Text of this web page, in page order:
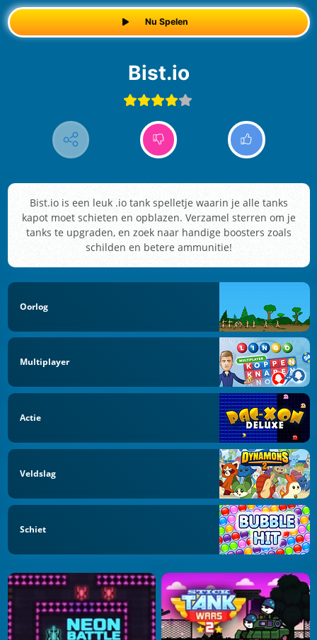
Nu Spelen
Bist.io
Bist.io is een leuk .io tank spelletje waarin je alle tanks
kapot moet schieten en opblazen. Verzamel sterren om je
tanks te upgraden, en zoek naar handige boosters zoals
schilden en betere ammunitie!
Oorlog
Multiplayer
Actie
Veldslag
Schiet